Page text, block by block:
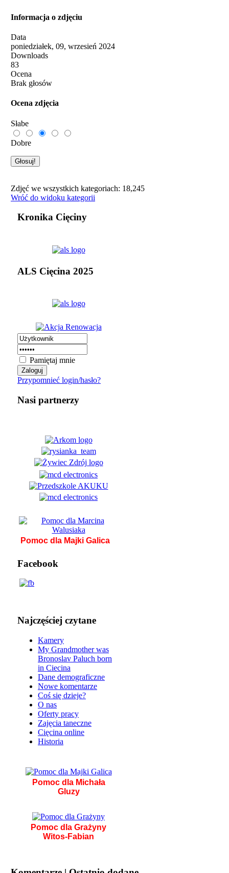
Informacja o zdjęciu
Data
poniedziałek, 09, wrzesień 2024
Downloads
83
Ocena
Brak głosów
Ocena zdjęcia
Słabe
Dobre
Zdjęć we wszystkich kategoriach: 18,245
Wróć do widoku kategorii
Kronika Cięciny
ALS Cięcina 2025
Pamiętaj mnie
Przypomnieć login/hasło?
Nasi partnerzy
Pomoc dla Majki Galica
Facebook
Najczęściej czytane
Kamery
My Grandmother was
Bronoslav Paluch born
in Ciecina
Dane demograficzne
Nowe komentarze
Coś się dzieje?
O nas
Oferty pracy
Zajęcia taneczne
Cięcina online
Historia
Pomoc dla Michała
Gluzy
Pomoc dla Grażyny
Witos-Fabian